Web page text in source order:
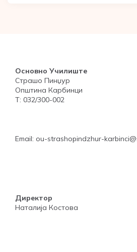
Основно Училиште
Страшо Пинџур
Општина Карбинци
Т: 032/300-002
Email: ou-strashopindzhur-
Директор
Наталија Костова